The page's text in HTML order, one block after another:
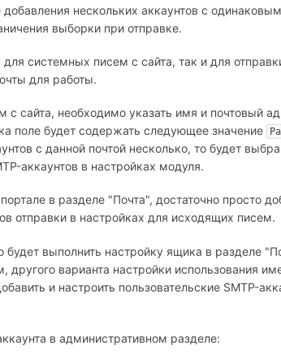
нескольких аккаунтов с
выборки при отправке.
системных писем с сайта, так и для
для работы.
сайта, необходимо указать имя и почтовый
поле будет содержать следующее значение
с данной почтой несколько, то будет
аккаунтов в настройках модуля.
в разделе "Почта", достаточно просто
отправки в настройках для исходящих писем.
выполнить настройку ящика в разделе
варианта настройки использования
и настроить пользовательские SMTP-
в административном разделе: